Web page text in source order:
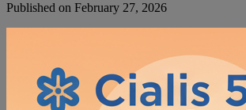
Published on February 27, 2026